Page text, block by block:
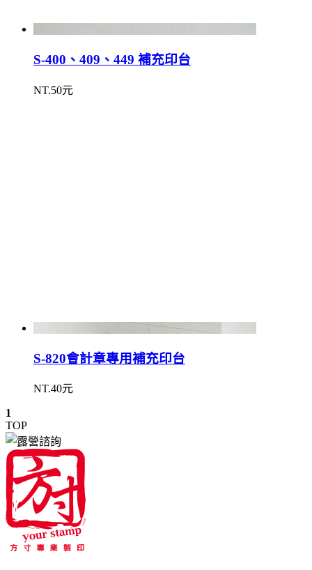
S-400、409、449 補充印台
NT.50元
S-820會計章專用補充印台
NT.40元
1
TOP